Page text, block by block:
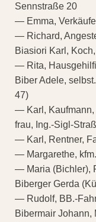
Sennstraße 20
— Emma,
— Richard,
Biasiori Karl,
— Rita,
Biber Adele,
47)
— Karl, Kaufmann,
frau, Ing.-Sigl-
— Karl, Rentner,
— Margarethe,
— Maria (Bichler),
Biberger Gerda
— Rudolf, BB.-
Bibermair Johann,